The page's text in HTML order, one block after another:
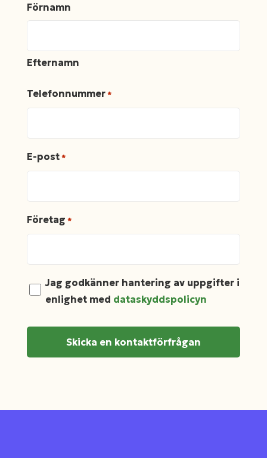
Förnamn
Efternamn
Telefonnummer*
E-post*
Företag *
Tietosuojaseloste
Jag godkänner hantering av uppgifter i
enlighet med dataskyddspolicyn
CAPTCHA